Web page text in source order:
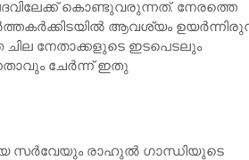
കൊണ്ടുവരുന്നത്. നേരത്തെ
ആവശ്യം
നേതാക്കളുടെ ഇടപെടലും
ചേര്‍ന്ന് ഇതു
സര്‍വേയും രാഹുല്‍ ഗാന്ധിയുടെ